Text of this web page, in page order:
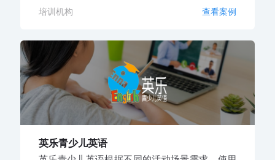
培训机构 查看案例
英乐青少儿英语